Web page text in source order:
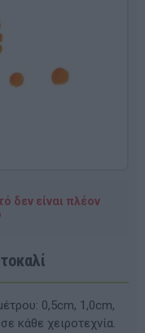
δεν είναι πλέον
0,5cm, 1,0cm,
κάθε χειροτεχνία.